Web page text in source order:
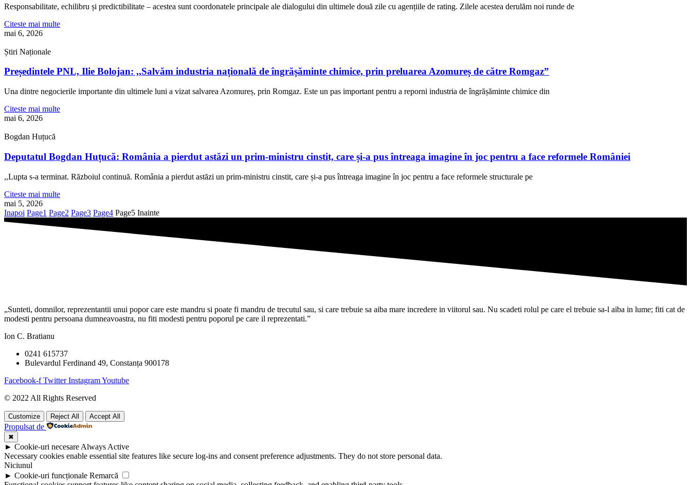
Responsabilitate, echilibru și predictibilitate – acestea sunt coordonatele principale ale dialogului din ultimele două zile cu agențiile de rating. Zilele acestea derulăm noi runde de
Citeste mai multe
mai 6, 2026
Știri Naționale
Președintele PNL, Ilie Bolojan: ,,Salvăm industria națională de îngrășăminte chimice, prin preluarea Azomureș de către Romgaz”
Una dintre negocierile importante din ultimele luni a vizat salvarea Azomureș, prin Romgaz. Este un pas important pentru a reporni industria de îngrășăminte chimice din
Citeste mai multe
mai 6, 2026
Bogdan Huțucă
Deputatul Bogdan Huțucă: România a pierdut astăzi un prim-ministru cinstit, care și-a pus întreaga imagine în joc pentru a face reformele României
,,Lupta s-a terminat. Războiul continuă. România a pierdut astăzi un prim-ministru cinstit, care și-a pus întreaga imagine în joc pentru a face reformele structurale pe
Citeste mai multe
mai 5, 2026
Inapoi Page1 Page2 Page3 Page4 Page5 Inainte
„Sunteti, domnilor, reprezentantii unui popor care este mandru si poate fi mandru de trecutul sau, si care trebuie sa aiba mare incredere in viitorul sau. Nu scadeti rolul pe care el trebuie sa-l aiba in lume; fiti cat de
modesti pentru persoana dumneavoastra, nu fiti modesti pentru poporul pe care il reprezentati.”
Ion C. Bratianu
0241 615737
Bulevardul Ferdinand 49, Constanța 900178
Facebook-f Twitter InstagramYoutube
© 2022 All Rights Reserved
Customize Reject All Accept All
Propulsat de
✖
► Cookie-uri necesareAlways Active
Necessary cookies enable essential site features like secure log-ins and consent preference adjustments. They do not store personal data.
Niciunul
► Cookie-uri funcționale Remarcă